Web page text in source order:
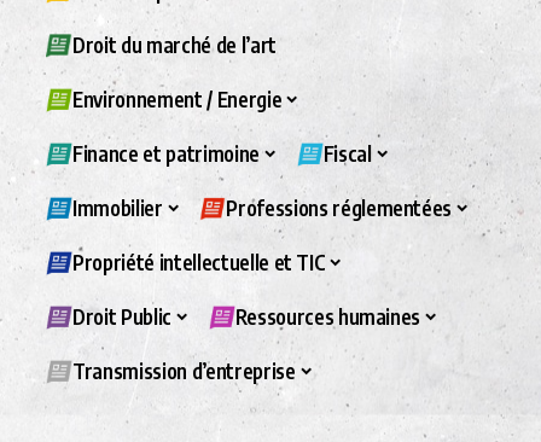
Droit du marché de l’art
Environnement / Energie
Finance et patrimoine Fiscal
Immobilier Professions réglementées
Propriété intellectuelle et TIC
Droit Public Ressources humaines
Transmission d’entreprise